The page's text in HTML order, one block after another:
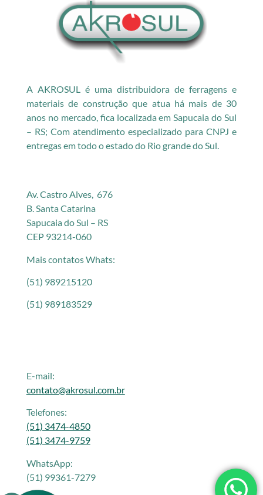
A AKROSUL é uma distribuidora de ferragens e
materiais de construção que atua há mais de 30
anos no mercado, fica localizada em Sapucaia do Sul
– RS; Com atendimento especializado para CNPJ e
entregas em todo o estado do Rio grande do Sul.
Av. Castro Alves, 676
B. Santa Catarina
Sapucaia do Sul – RS
CEP 93214-060
Mais contatos Whats:
(51) 989215120
(51) 989183529
E-mail:
contato@akrosul.com.br
Telefones:
(51) 3474-4850
(51) 3474-9759
WhatsApp:
(51) 99361-7279